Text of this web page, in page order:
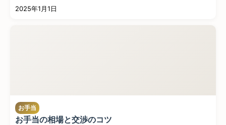
2025年1月1日
お手当
お手当の相場と交渉のコツ